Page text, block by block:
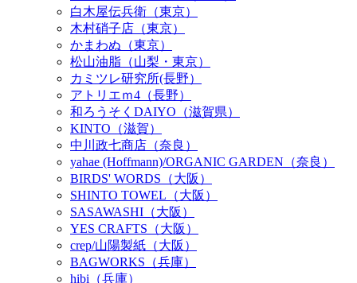
白木屋伝兵衛（東京）
木村硝子店（東京）
かまわぬ（東京）
松山油脂（山梨・東京）
カミツレ研究所(長野）
アトリエｍ4（長野）
和ろうそくDAIYO（滋賀県）
KINTO（滋賀）
中川政七商店（奈良）
yahae (Hoffmann)/ORGANIC GARDEN（奈良）
BIRDS' WORDS（大阪）
SHINTO TOWEL（大阪）
SASAWASHI（大阪）
YES CRAFTS（大阪）
crep/山陽製紙（大阪）
BAGWORKS（兵庫）
hibi（兵庫）